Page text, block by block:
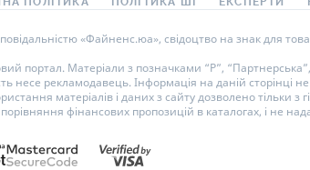
«Файненс.юа», свідоцтво на знак для
портал. Матеріали з позначками “Р”,
несе рекламодавець. Інформація на даній
матеріалів і даних з сайту дозволено тільки
фінансових пропозицій в каталогах, і не